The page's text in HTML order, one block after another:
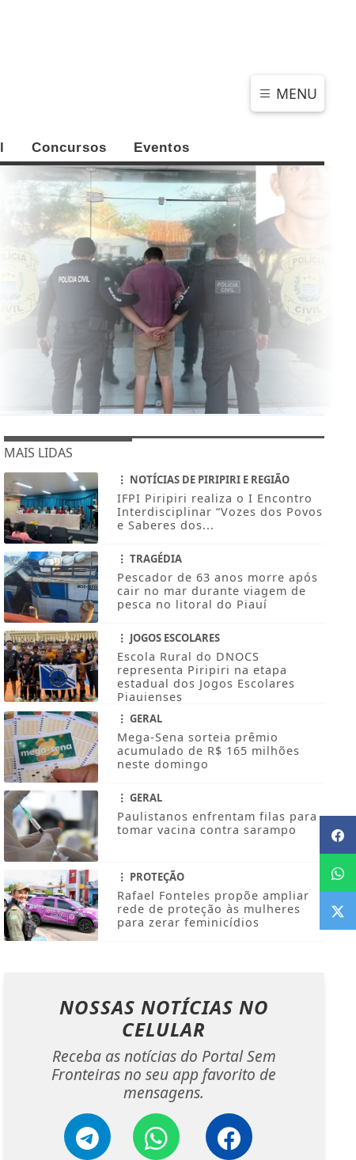
MENU
Concursos Eventos
MAIS LIDAS
NOTÍCIAS DE PIRIPIRI E REGIÃO
IFPI Piripiri realiza o I Encontro
Interdisciplinar “Vozes dos Povos
e Saberes dos...
TRAGÉDIA
Pescador de 63 anos morre após
cair no mar durante viagem de
pesca no litoral do Piauí
JOGOS ESCOLARES
Escola Rural do DNOCS
representa Piripiri na etapa
estadual dos Jogos Escolares
Piauienses
GERAL
Mega-Sena sorteia prêmio
acumulado de R$ 165 milhões
neste domingo
GERAL
Paulistanos enfrentam filas para
tomar vacina contra sarampo
PROTEÇÃO
Rafael Fonteles propõe ampliar
rede de proteção às mulheres
para zerar feminicídios
NOSSAS NOTÍCIAS NO
CELULAR
Receba as notícias do Portal Sem
Fronteiras no seu app favorito de
mensagens.